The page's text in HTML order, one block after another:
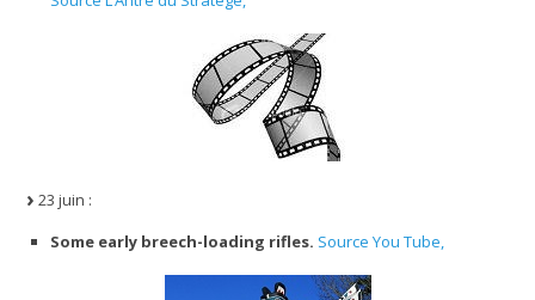
23 juin :
Some early breech-loading rifles. Source You Tube,